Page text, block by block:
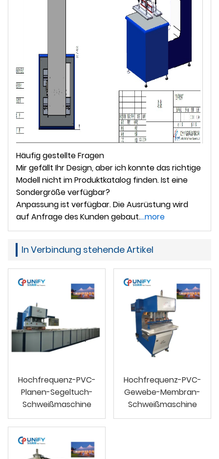
Häufig gestellte Fragen
Mir gefällt Ihr Design, aber ich konnte das richtige
Modell nicht im Produktkatalog finden. Ist eine
Sondergröße verfügbar?
Anpassung ist verfügbar. Die Ausrüstung wird
auf Anfrage des Kunden gebaut....more
In Verbindung stehende Artikel
Hochfrequenz-PVC-
Planen-Segeltuch-
Schweißmaschine
Hochfrequenz-PVC-
Gewebe-Membran-
Schweißmaschine